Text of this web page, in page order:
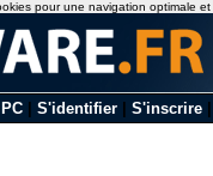
PC S'identifier S'inscrire
pour une navigation optimale